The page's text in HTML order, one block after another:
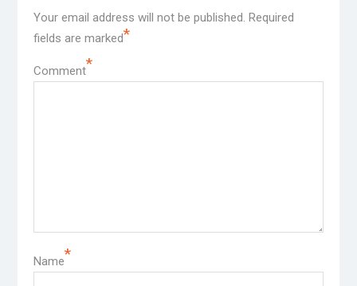
Your email address will not be published. Required
fields are marked*
Comment*
Name*